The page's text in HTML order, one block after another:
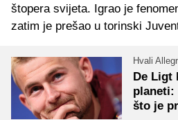
štopera svijeta. Igrao je
zatim je prešao u torinski
Hvali
De Ligt
planeti:
što je